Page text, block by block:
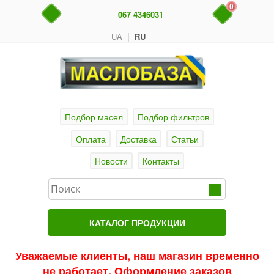
UA | RU
067 4346031
0
Подбор масел
Подбор фильтров
Оплата
Доставка
Статьи
Новости
Контакты
КАТАЛОГ ПРОДУКЦИИ
Актуальные продукты
Уважаемые клиенты, наш магазин временно
не работает. Оформление заказов